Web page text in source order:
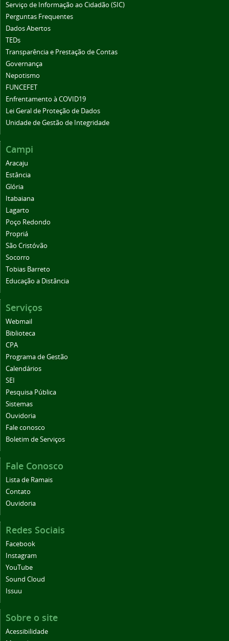
Serviço de Informação ao Cidadão (SIC)
Perguntas Frequentes
Dados Abertos
TEDs
Transparência e Prestação de Contas
Governança
Nepotismo
FUNCEFET
Enfrentamento à COVID19
Lei Geral de Proteção de Dados
Unidade de Gestão de Integridade
Campi
Aracaju
Estância
Glória
Itabaiana
Lagarto
Poço Redondo
Propriá
São Cristóvão
Socorro
Tobias Barreto
Educação a Distância
Serviços
Webmail
Biblioteca
CPA
Programa de Gestão
Calendários
SEI
Pesquisa Pública
Sistemas
Ouvidoria
Fale conosco
Boletim de Serviços
Fale Conosco
Lista de Ramais
Contato
Ouvidoria
Redes Sociais
Facebook
Instagram
YouTube
Sound Cloud
Issuu
Sobre o site
Acessibilidade